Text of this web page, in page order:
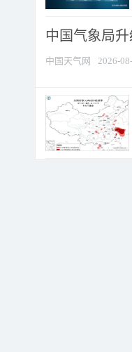
中国气象局
中国天气网 2026-